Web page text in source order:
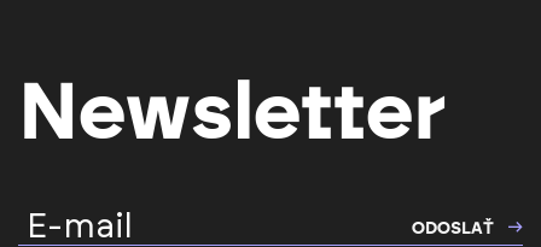
Newsletter
E-mail ODOSLAŤ